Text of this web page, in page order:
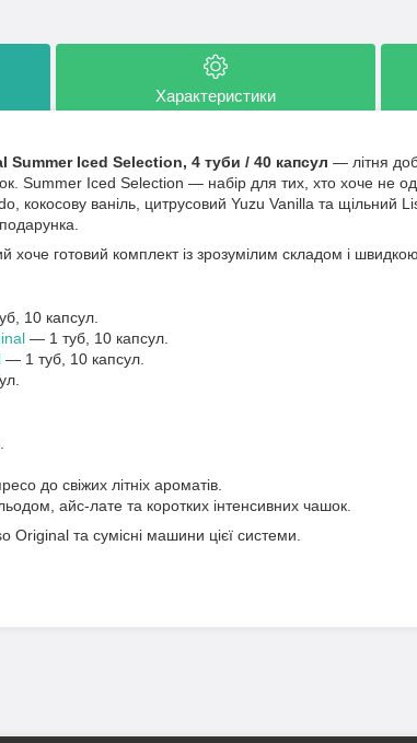
Характеристики
Summer Iced Selection, 4 туби / 40 капсул — літня
Summer Iced Selection — набір для тих, хто хоче не
кокосову ваніль, цитрусовий Yuzu Vanilla та щільний
хоче готовий комплект із зрозумілим складом і
10 капсул.
— 1 туб, 10 капсул.
— 1 туб, 10 капсул.
до свіжих літніх ароматів.
айс-лате та коротких інтенсивних чашок.
та сумісні машини цієї системи.